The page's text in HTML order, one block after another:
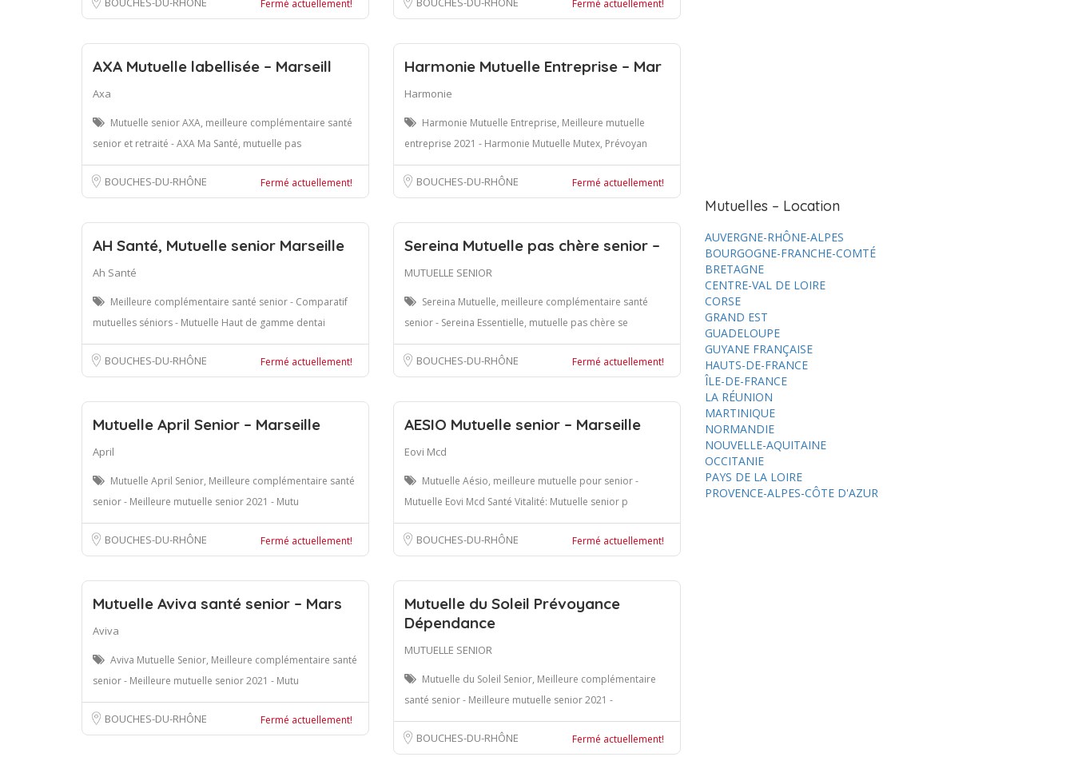
Fermé actuellement! Fermé actuellement!
AXA Mutuelle labellisée – Marseill
Axa
Mutuelle senior AXA, meilleure complémentaire santé
senior et retraité - AXA Ma Santé, mutuelle pas
BOUCHES-DU-RHÔNE Fermé actuellement!
Harmonie Mutuelle Entreprise – Mar
Harmonie
Harmonie Mutuelle Entreprise, Meilleure mutuelle
entreprise 2021 - Harmonie Mutuelle Mutex, Prévoyan
BOUCHES-DU-RHÔNE Fermé actuellement!
AH Santé, Mutuelle senior Marseille
Ah Santé
Meilleure complémentaire santé senior - Comparatif
mutuelles séniors - Mutuelle Haut de gamme dentai
BOUCHES-DU-RHÔNE Fermé actuellement!
Sereina Mutuelle pas chère senior –
MUTUELLE SENIOR
Sereina Mutuelle, meilleure complémentaire santé
senior - Sereina Essentielle, mutuelle pas chère se
BOUCHES-DU-RHÔNE Fermé actuellement!
Mutuelle April Senior – Marseille
April
Mutuelle April Senior, Meilleure complémentaire santé
senior - Meilleure mutuelle senior 2021 - Mutu
BOUCHES-DU-RHÔNE Fermé actuellement!
AESIO Mutuelle senior – Marseille
Eovi Mcd
Mutuelle Aésio, meilleure mutuelle pour senior -
Mutuelle Eovi Mcd Santé Vitalité: Mutuelle senior p
BOUCHES-DU-RHÔNE Fermé actuellement!
Mutuelle Aviva santé senior – Mars
Aviva
Aviva Mutuelle Senior, Meilleure complémentaire santé
senior - Meilleure mutuelle senior 2021 - Mutu
BOUCHES-DU-RHÔNE Fermé actuellement!
Mutuelle du Soleil Prévoyance
Dépendance
MUTUELLE SENIOR
Mutuelle du Soleil Senior, Meilleure complémentaire
santé senior - Meilleure mutuelle senior 2021 -
BOUCHES-DU-RHÔNE Fermé actuellement!
Mutuelles – Location
AUVERGNE-RHÔNE-ALPES
BOURGOGNE-FRANCHE-COMTÉ
BRETAGNE
CENTRE-VAL DE LOIRE
CORSE
GRAND EST
GUADELOUPE
GUYANE FRANÇAISE
HAUTS-DE-FRANCE
ÎLE-DE-FRANCE
LA RÉUNION
MARTINIQUE
NORMANDIE
NOUVELLE-AQUITAINE
OCCITANIE
PAYS DE LA LOIRE
PROVENCE-ALPES-CÔTE D'AZUR